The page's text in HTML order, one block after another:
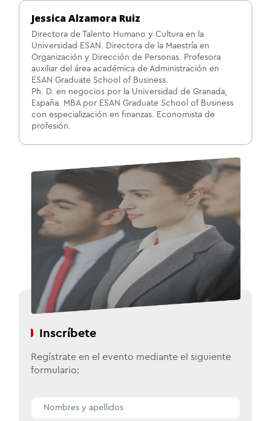
Jessica Alzamora Ruiz
Directora de Talento Humano y Cultura en la
Universidad ESAN. Directora de la Maestría en
Organización y Dirección de Personas. Profesora
auxiliar del área académica de Administración en
ESAN Graduate School of Business.
Ph. D. en negocios por la Universidad de Granada,
España. MBA por ESAN Graduate School of Business
con especialización en finanzas. Economista de
profesión.
Inscríbete
Regístrate en el evento mediante el siguiente
formulario: